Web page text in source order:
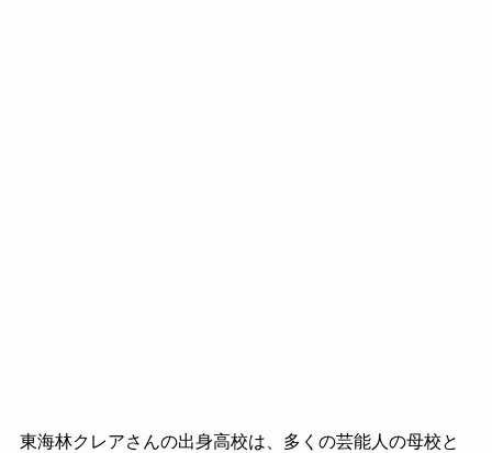
東海林クレアさんの出身高校は、多くの芸能人の母校と